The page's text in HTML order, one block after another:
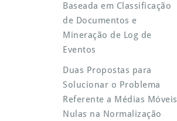
Baseada em Classificação
de Documentos e
Mineração de Log de
Eventos
Duas Propostas para
Solucionar o Problema
Referente a Médias Móveis
Nulas na Normalização